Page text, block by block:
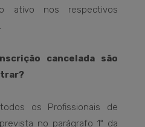
ativo nos respectivos
cancelada são
os Profissionais de
no parágrafo 1º da